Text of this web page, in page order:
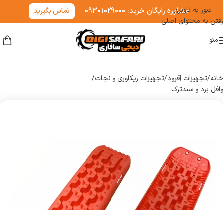
عبور به ناوبری
رفتن به محتوای اصلی
مشاوره رایگان خرید: ۰۹۳۰۱۰۲۹۰۰۰ تماس بگیرید
منو
خانه/تجهیزات آفرود/تجهیزات ریکاوری و نجات/
وافل برد و سندترک